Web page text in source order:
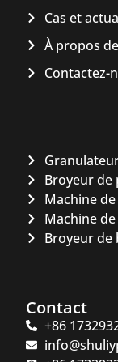
Cas et
À propos
Contactez-
Broyeur de
Machine
Machine
Broyeur de
Contact
+86